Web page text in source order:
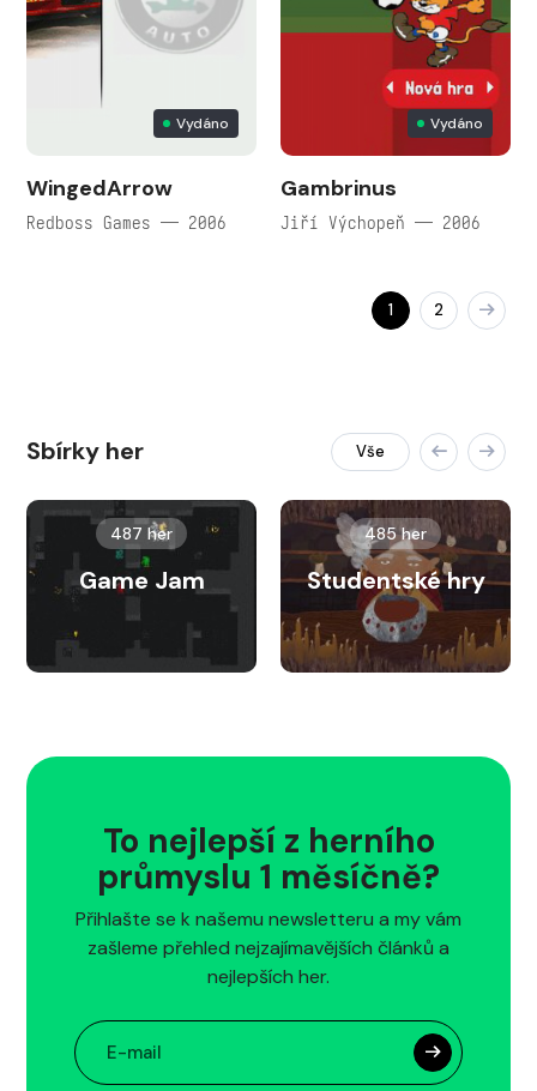
Vydáno
WingedArrow
Redboss Games — 2006
Vydáno
Gambrinus
Jiří Výchopeň — 2006
1 2
Sbírky her Vše
487 her
Game Jam
485 her
Studentské hry
To nejlepší z herního
průmyslu 1 měsíčně?
Přihlašte se k našemu newsletteru a my vám
zašleme přehled nejzajímavějších článků a
nejlepších her.